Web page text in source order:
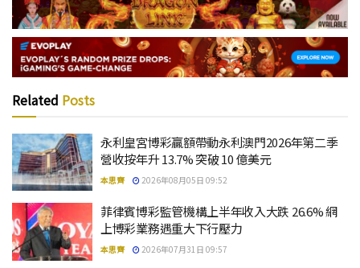
Related Posts
永利皇宮博彩贏額帶動永利澳門2026年第二季
營收按年升 13.7% 突破 10 億美元
本思齊 2026年08月05日 09:52
菲律賓博彩監管機構上半年收入大跌 26.6% 網
上博彩業務遇重大下行壓力
本思齊 2026年07月31日 09:57